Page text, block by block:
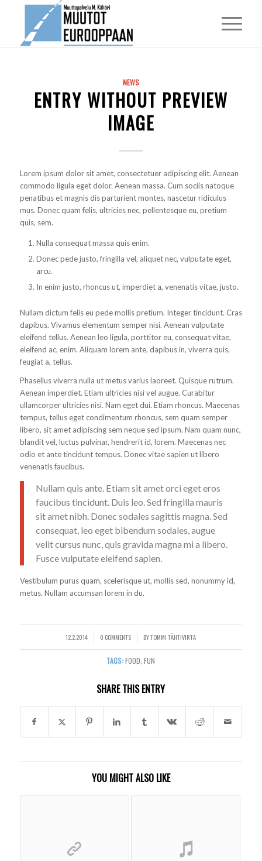
NEWS
ENTRY WITHOUT PREVIEW
IMAGE
Lorem ipsum dolor sit amet, consectetuer adipiscing elit. Aenean
commodo ligula eget dolor. Aenean massa. Cum sociis natoque
penatibus et magnis dis parturient montes, nascetur ridiculus
mus. Donec quam felis, ultricies nec, pellentesque eu, pretium
quis, sem.
Nulla consequat massa quis enim.
Donec pede justo, fringilla vel, aliquet nec, vulputate eget,
arcu.
In enim justo, rhoncus ut, imperdiet a, venenatis vitae, justo.
Nullam dictum felis eu pede mollis pretium. Integer tincidunt. Cras
dapibus. Vivamus elementum semper nisi. Aenean vulputate
eleifend tellus. Aenean leo ligula, porttitor eu, consequat vitae,
eleifend ac, enim. Aliquam lorem ante, dapibus in, viverra quis,
feugiat a, tellus.
Phasellus viverra nulla ut metus varius laoreet. Quisque rutrum.
Aenean imperdiet. Etiam ultricies nisi vel augue. Curabitur
ullamcorper ultricies nisi. Nam eget dui. Etiam rhoncus. Maecenas
tempus, tellus eget condimentum rhoncus, sem quam semper
libero, sit amet adipiscing sem neque sed ipsum. Nam quam nunc,
blandit vel, luctus pulvinar, hendrerit id, lorem. Maecenas nec
odio et ante tincidunt tempus. Donec vitae sapien ut libero
venenatis faucibus.
Nullam quis ante. Etiam sit amet orci eget eros
faucibus tincidunt. Duis leo. Sed fringilla mauris
sit amet nibh. Donec sodales sagittis magna. Sed
consequat, leo eget bibendum sodales, augue
velit cursus nunc, quis gravida magna mi a libero.
Fusce vulputate eleifend sapien.
Vestibulum purus quam, scelerisque ut, mollis sed, nonummy id,
metus. Nullam accumsan lorem in du.
12.2.2014 0 COMMENTS
/ BYTOMMI TÄHTIVIRTA
TAGS: FOOD ,FUN
SHARE THIS ENTRY
YOU MIGHT ALSO LIKE